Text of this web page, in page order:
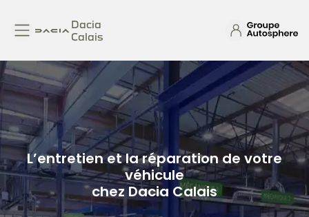
Dacia
Calais
L’entretien et la réparation de votre
véhicule
chez Dacia Calais